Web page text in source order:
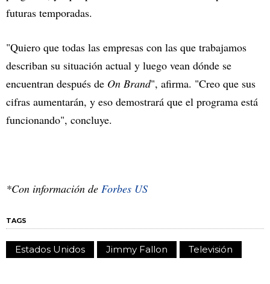
futuras temporadas.
"Quiero que todas las empresas con las que trabajamos
describan su situación actual y luego vean dónde se
encuentran después de On Brand", afirma. "Creo que sus
cifras aumentarán, y eso demostrará que el programa está
funcionando", concluye.
*Con información de Forbes US
TAGS
Estados Unidos Jimmy Fallon Televisión